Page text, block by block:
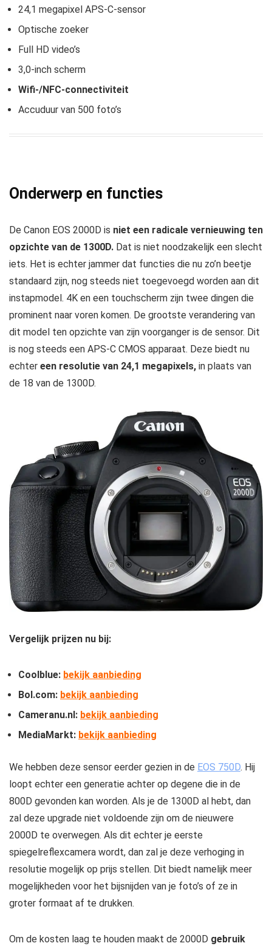
24,1 megapixel APS-C-sensor
Optische zoeker
Full HD video’s
3,0-inch scherm
Wifi-/NFC-connectiviteit
Accuduur van 500 foto’s
Onderwerp en functies
De Canon EOS 2000D is niet een radicale vernieuwing ten
opzichte van de 1300D. Dat is niet noodzakelijk een slecht
iets. Het is echter jammer dat functies die nu zo’n beetje
standaard zijn, nog steeds niet toegevoegd worden aan dit
instapmodel. 4K en een touchscherm zijn twee dingen die
prominent naar voren komen. De grootste verandering van
dit model ten opzichte van zijn voorganger is de sensor. Dit
is nog steeds een APS-C CMOS apparaat. Deze biedt nu
echter een resolutie van 24,1 megapixels, in plaats van
de 18 van de 1300D.
Vergelijk prijzen nu bij:
Coolblue: bekijk aanbieding
Bol.com: bekijk aanbieding
Cameranu.nl: bekijk aanbieding
MediaMarkt: bekijk aanbieding
We hebben deze sensor eerder gezien in de EOS 750D. Hij
loopt echter een generatie achter op degene die in de
800D gevonden kan worden. Als je de 1300D al hebt, dan
zal deze upgrade niet voldoende zijn om de nieuwere
2000D te overwegen. Als dit echter je eerste
spiegelreflexcamera wordt, dan zal je deze verhoging in
resolutie mogelijk op prijs stellen. Dit biedt namelijk meer
mogelijkheden voor het bijsnijden van je foto’s of ze in
groter formaat af te drukken.
Om de kosten laag te houden maakt de 2000D gebruik